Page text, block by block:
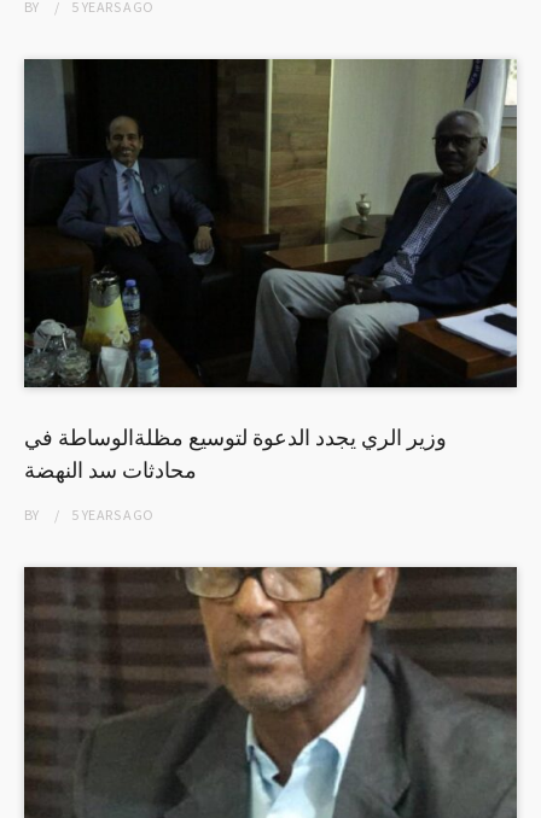
BY 5 YEARSAGO
وزير الري يجدد الدعوة لتوسيع مظلةالوساطة في
محادثات سد النهضة
BY 5 YEARSAGO